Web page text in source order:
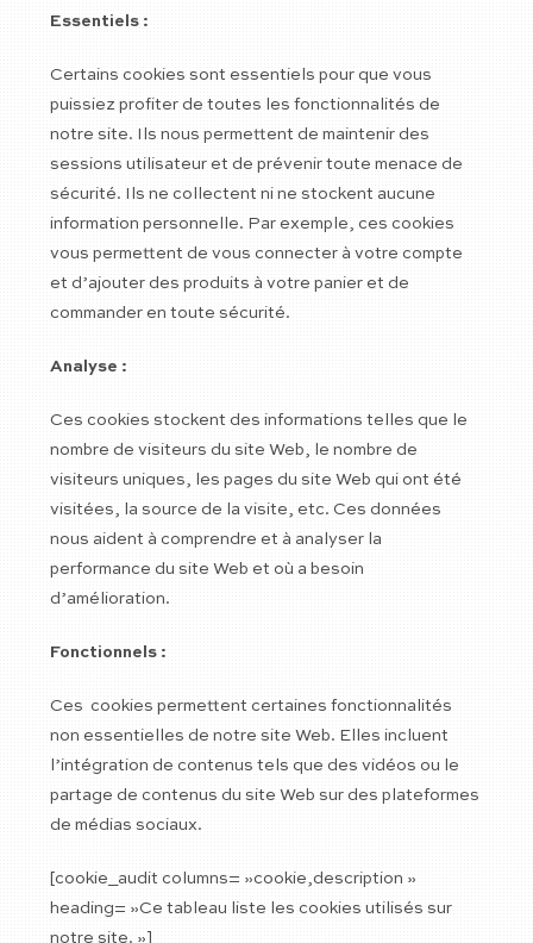
Essentiels :
Certains cookies sont essentiels pour que vous
puissiez profiter de toutes les fonctionnalités de
notre site. Ils nous permettent de maintenir des
sessions utilisateur et de prévenir toute menace de
sécurité. Ils ne collectent ni ne stockent aucune
information personnelle. Par exemple, ces cookies
vous permettent de vous connecter à votre compte
et d’ajouter des produits à votre panier et de
commander en toute sécurité.
Analyse :
Ces cookies stockent des informations telles que le
nombre de visiteurs du site Web, le nombre de
visiteurs uniques, les pages du site Web qui ont été
visitées, la source de la visite, etc. Ces données
nous aident à comprendre et à analyser la
performance du site Web et où a besoin
d’amélioration.
Fonctionnels :
Ces cookies permettent certaines fonctionnalités
non essentielles de notre site Web. Elles incluent
l’intégration de contenus tels que des vidéos ou le
partage de contenus du site Web sur des plateformes
de médias sociaux.
[cookie_audit columns= »cookie,description »
heading= »Ce tableau liste les cookies utilisés sur
notre site. »]